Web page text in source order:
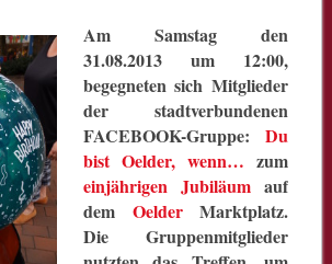
Am Samstag den
31.08.2013 um 12:00,
begegneten sich Mitglieder
der stadtverbundenen
FACEBOOK-Gruppe:Du
bist Oelder, wenn… zum
einjährigen Jubiläum auf
dem OelderMarktplatz.
Die Gruppenmitglieder